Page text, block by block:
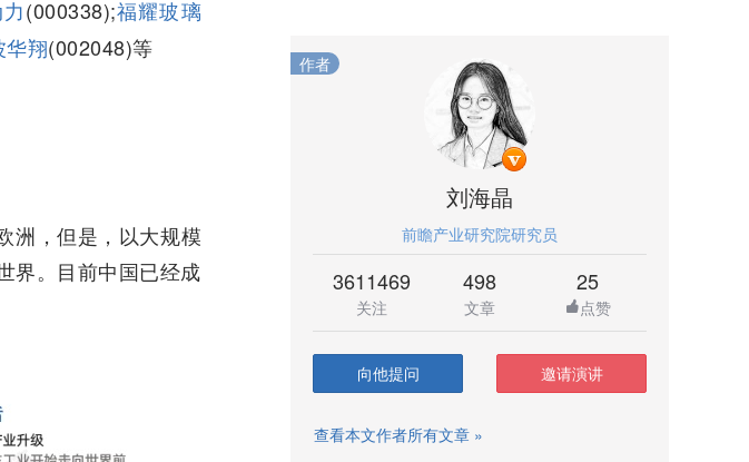
(000338);福耀玻璃
华翔(002048)等
洲，但是，以大规模
界。目前中国已经成
作者
刘海晶
前瞻产业研究院研究员
3611469
关注
498
文章
25
点赞
向他提问 邀请演讲
查看本文作者所有文章 »